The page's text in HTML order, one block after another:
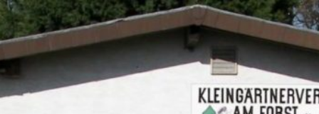
Zum Hauptinhalt springen